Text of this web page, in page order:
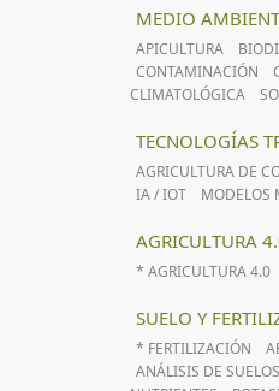
MEDIO
APICULTURA
CONTAMINACIÓN
CLIMATOLÓGICA
TECNOLOGÍAS
AGRICULTURA DE
IA / IOT
MODELOS
AGRICULTURA
* AGRICULTURA 4.0
SUELO Y
* FERTILIZACIÓN
ANÁLISIS DE SUELOS